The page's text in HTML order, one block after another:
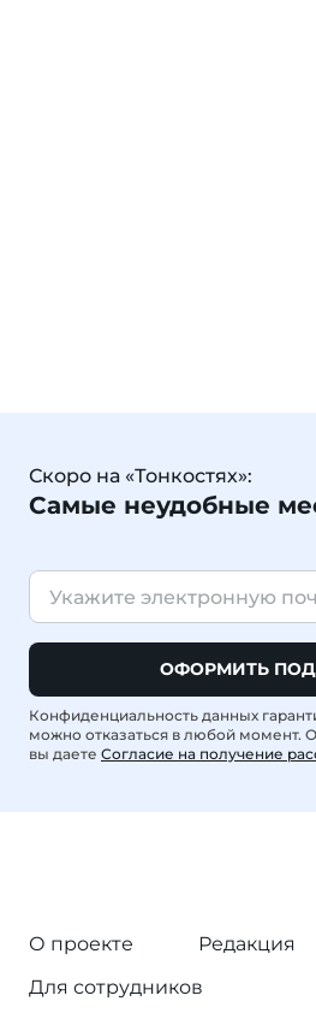
Скоро на «Тонкостях»:
Самые неудобные
ОФОРМИТЬ
Конфиденциальность данных
можно отказаться в любой момент.
вы даете Согласие на получение
О проекте
Редакция
Для сотрудников